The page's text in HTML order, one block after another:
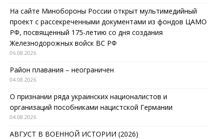
На сайте Минобороны России открыт мультимедийный
проект с рассекреченными документами из фондов ЦАМО
РФ, посвященный 175-летию со дня создания
Железнодорожных войск ВС РФ
06.08.2026
Район плавания – неограничен
04.08.2026
О признании ряда украинских националистов и
организаций пособниками нацистской Германии
04.08.2026
АВГУСТ В ВОЕННОЙ ИСТОРИИ (2026)